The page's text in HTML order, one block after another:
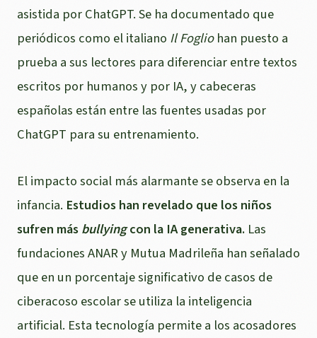
asistida por ChatGPT. Se ha documentado que
periódicos como el italiano Il Fogliohan puesto a
prueba a sus lectores para diferenciar entre textos
escritos por humanos y por IA, y cabeceras
españolas están entre las fuentes usadas por
ChatGPT para su entrenamiento.
El impacto social más alarmante se observa en la
infancia. Estudios han revelado que los niños
sufren másbullyingcon la IA generativa. Las
fundaciones ANAR y Mutua Madrileña han señalado
que en un porcentaje significativo de casos de
ciberacoso escolar se utiliza la inteligencia
artificial. Esta tecnología permite a los acosadores